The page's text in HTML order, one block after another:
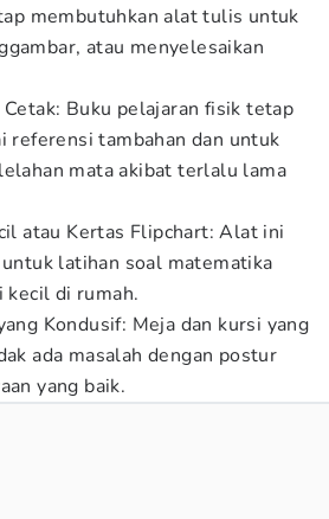
membutuhkan alat tulis untuk
atau menyelesaikan
Buku pelajaran fisik tetap
referensi tambahan dan untuk
mata akibat terlalu lama
atau Kertas Flipchart: Alat ini
latihan soal matematika
kecil di rumah.
Kondusif: Meja dan kursi yang
ada masalah dengan postur
yang baik.